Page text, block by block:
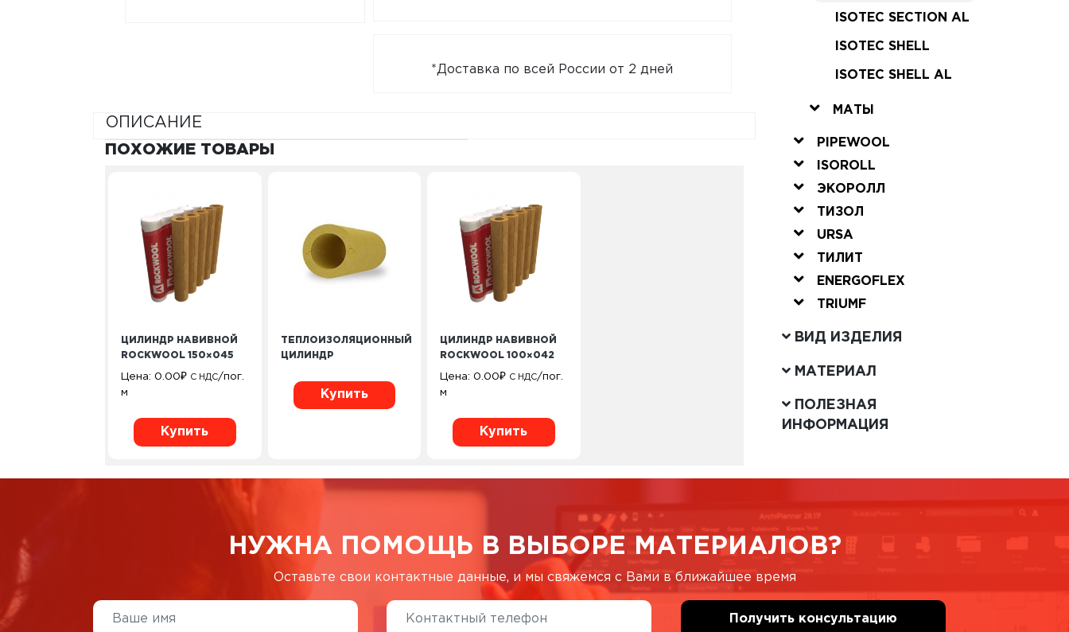
*Доставка по всей России от 2 дней
ОПИСАНИЕ
ПОХОЖИЕ ТОВАРЫ
ЦИЛИНДР НАВИВНОЙ
ROCKWOOL 150×045
Цена: 0.00₽ С НДС/пог.
м
Купить
ТЕПЛОИЗОЛЯЦИОННЫЙ
ЦИЛИНДР
Купить
ЦИЛИНДР НАВИВНОЙ
ROCKWOOL 100×042
Цена:0.00₽ С НДС/пог.
м
Купить
ISOTEC SECTION AL
ISOTEC SHELL
ISOTEC SHELL AL
МАТЫ
PIPEWOOL
ISOROLL
ЭКОРОЛЛ
ТИЗОЛ
URSA
ТИЛИТ
ENERGOFLEX
TRIUMF
ВИД ИЗДЕЛИЯ
МАТЕРИАЛ
ПОЛЕЗНАЯ
ИНФОРМАЦИЯ
НУЖНА ПОМОЩЬ В ВЫБОРЕ МАТЕРИАЛОВ?
Оставьте свои контактные данные, и мы свяжемся с Вами в ближайшее время